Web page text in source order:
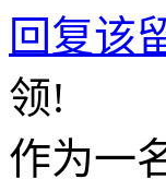
回复该
领!
作为一